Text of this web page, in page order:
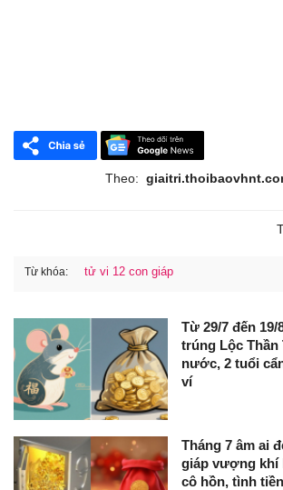
Theo:
Từ khóa: tử vi 12 con giáp
Từ 29/7 đến 19/
trúng Lộc Thần
nước, 2 tuổi
ví
Tháng 7 âm ai
giáp vượng khí
cô hồn, tình